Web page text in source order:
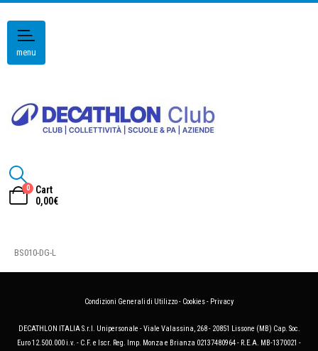
menu
0
Cart
0,00€
BS010-DG-L
Condizioni Generali di Utilizzo- Cookies- Privacy
DECATHLON ITALIA S.r.l. Unipersonale - Viale Valassina, 268 - 20851 Lissone (MB) Cap. Soc.
Euro 12.500.000 i.v. - C.F. e Iscr. Reg. Imp. Monza e Brianza 02137480964 - R.E.A. MB-1370021 -